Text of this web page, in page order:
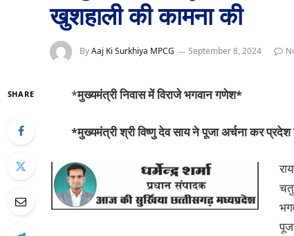
खुशहाली की कामना की
ByAaj Ki Surkhiya MPCG September 8, 2024
SHARE *मुख्यमंत्री निवास में विराजे भगवान गणेश*
*मुख्यमंत्री श्री विष्णु देव साय ने पूजा अर्चना कर